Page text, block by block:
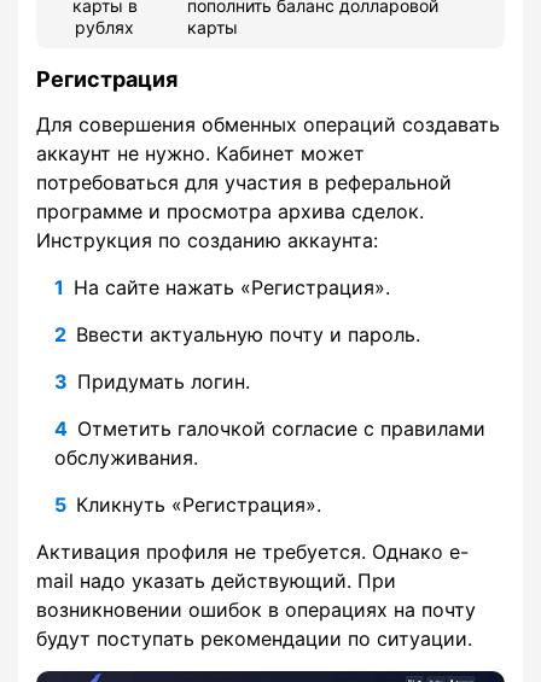
карты в
рублях
пополнить баланс долларовой
карты
Регистрация
Для совершения обменных операций создавать
аккаунт не нужно. Кабинет может
потребоваться для участия в реферальной
программе и просмотра архива сделок.
Инструкция по созданию аккаунта:
На сайте нажать «Регистрация».
Ввести актуальную почту и пароль.
Придумать логин.
Отметить галочкой согласие с правилами
обслуживания.
Кликнуть «Регистрация».
Активация профиля не требуется. Однако e-
mail надо указать действующий. При
возникновении ошибок в операциях на почту
будут поступать рекомендации по ситуации.